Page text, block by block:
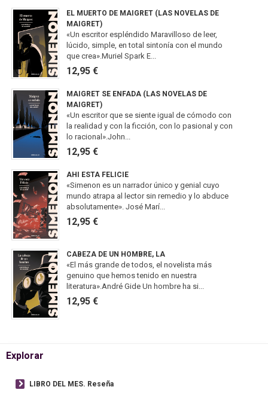
EL MUERTO DE MAIGRET (LAS NOVELAS DE
MAIGRET)
«Un escritor espléndido Maravilloso de leer,
lúcido, simple, en total sintonía con el mundo
que crea».Muriel Spark E...
12,95 €
MAIGRET SE ENFADA (LAS NOVELAS DE
MAIGRET)
«Un escritor que se siente igual de cómodo con
la realidad y con la ficción, con lo pasional y con
lo racional».John...
12,95 €
AHI ESTA FELICIE
«Simenon es un narrador único y genial cuyo
mundo atrapa al lector sin remedio y lo abduce
absolutamente». José Marí...
12,95 €
CABEZA DE UN HOMBRE, LA
«El más grande de todos, el novelista más
genuino que hemos tenido en nuestra
literatura».André Gide Un hombre ha si...
12,95 €
Explorar
LIBRO DEL MES. Reseña